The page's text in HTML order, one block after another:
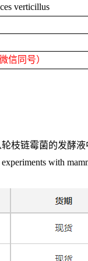
verticillus
微信同号）
枝链霉菌的发酵
with